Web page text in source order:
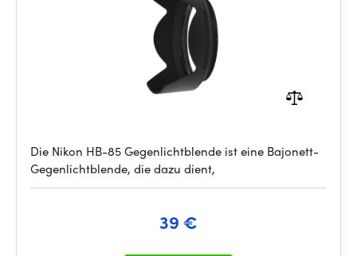
Die Nikon HB-85 Gegenlichtblende ist eine Bajonett-
Gegenlichtblende, die dazu dient,
39 €